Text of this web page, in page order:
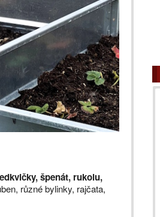
špenát, rukolu,
různé bylinky, rajčata,